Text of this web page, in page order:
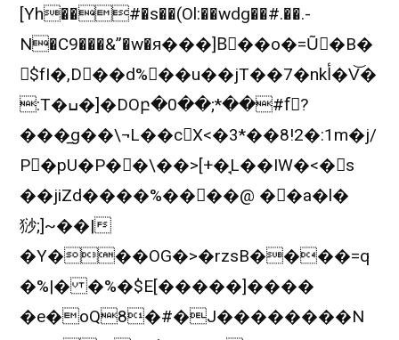
[Yh��#�s��(Ol:��wdg��#.��.-
N�C9���&”�w�я���]B⃨��o�=Ũ�B�
$fI�,D��d%��u��jT��7�nkأ�V͝�
:T�ߎ�]�DOբ�0��;*��#fٍ?
���̲g��\¬L��cX<�3*��8!2�:1m�j/
P�pU�P��\��>[+�̘L��IW�<�s
��jiZd����%����@ ��a�l�
猀;]~��|
�Y���OG�>�rzsB����=q
�%|� �%�$E[�����]����
�e�oQ8�#�J��������N